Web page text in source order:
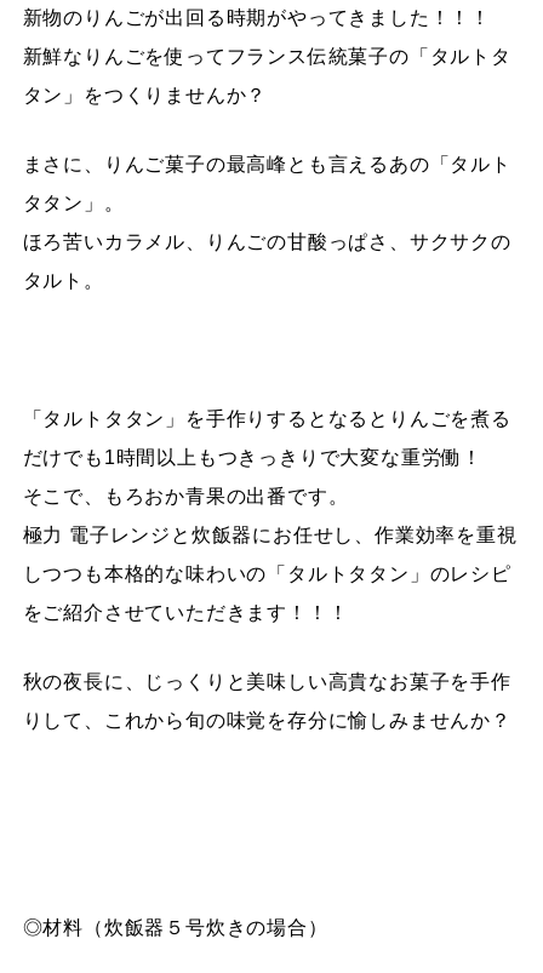
新物のりんごが出回る時期がやってきました！！！
新鮮なりんごを使ってフランス伝統菓子の「タルトタ
タン」をつくりませんか？
まさに、りんご菓子の最高峰とも言えるあの「タルト
タタン」。
ほろ苦いカラメル、りんごの甘酸っぱさ、サクサクの
タルト。
「タルトタタン」を手作りするとなるとりんごを煮る
だけでも1時間以上もつきっきりで大変な重労働！
そこで、もろおか青果の出番です。
極力 電子レンジと炊飯器にお任せし、作業効率を重視
しつつも本格的な味わいの「タルトタタン」のレシピ
をご紹介させていただきます！！！
秋の夜長に、じっくりと美味しい高貴なお菓子を手作
りして、これから旬の味覚を存分に愉しみませんか？
◎材料（炊飯器５号炊きの場合）